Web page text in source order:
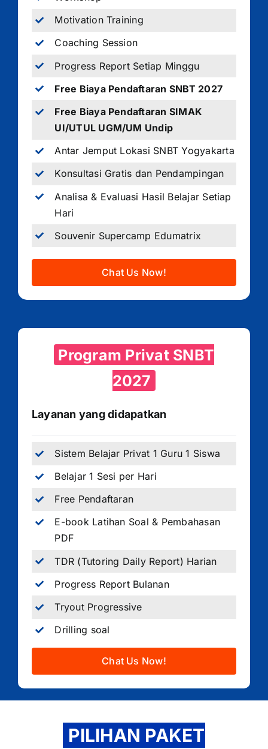
Motivation Training
Coaching Session
Progress Report Setiap Minggu
Free Biaya Pendaftaran SNBT 2027
Free Biaya Pendaftaran SIMAK
UI/UTUL UGM/UM Undip
Antar Jemput Lokasi SNBT Yogyakarta
Konsultasi Gratis dan Pendampingan
Analisa & Evaluasi Hasil Belajar Setiap
Hari
Souvenir Supercamp Edumatrix
Chat Us Now!
Program Privat SNBT
2027
Layanan yang didapatkan
Sistem Belajar Privat 1 Guru 1 Siswa
Belajar 1 Sesi per Hari
Free Pendaftaran
E-book Latihan Soal & Pembahasan
PDF
TDR (Tutoring Daily Report) Harian
Progress Report Bulanan
Tryout Progressive
Drilling soal
Chat Us Now!
PILIHAN PAKET